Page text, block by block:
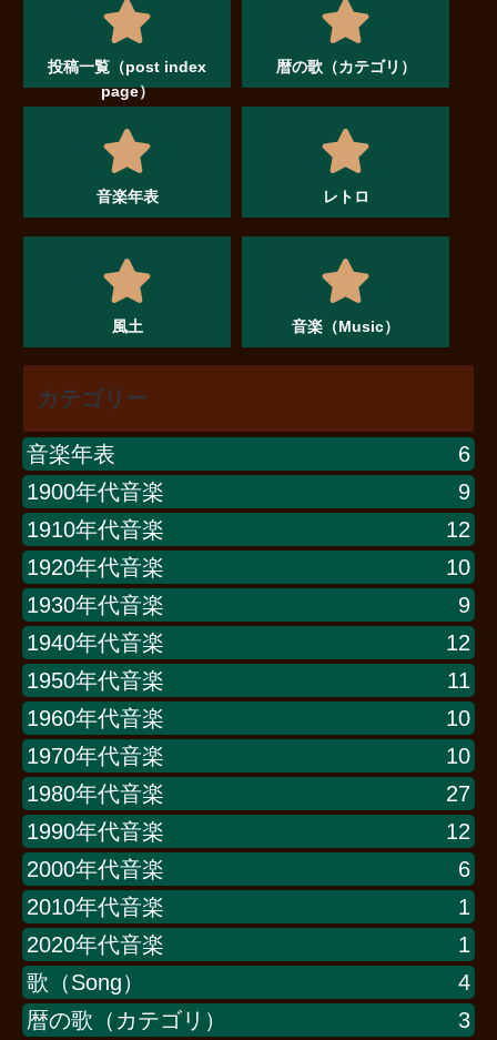
投稿一覧（post index
page）
暦の歌（カテゴリ）
音楽年表 レトロ
風土 音楽（Music）
カテゴリー
音楽年表
6
1900年代音楽
9
1910年代音楽
12
1920年代音楽
10
1930年代音楽
9
1940年代音楽
12
1950年代音楽
11
1960年代音楽
10
1970年代音楽
10
1980年代音楽
27
1990年代音楽
12
2000年代音楽
6
2010年代音楽
1
2020年代音楽
1
歌（Song）
4
暦の歌（カテゴリ）
3